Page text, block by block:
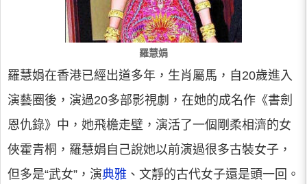
羅慧娟
羅慧娟在香港已經出道多年，生肖屬馬，自20歲進入
演藝圈後，演過20多部影視劇，在她的成名作《書劍
恩仇錄》中，她飛檐走壁，演活了一個剛柔相濟的女
俠霍青桐，羅慧娟自己說她以前演過很多古裝女子，
但多是“武女”，演典雅 、文靜的古代女子還是頭一回。